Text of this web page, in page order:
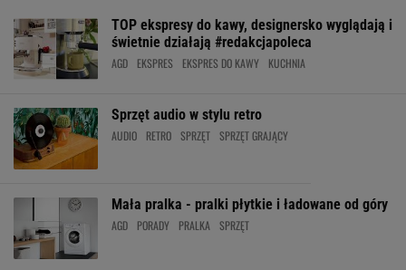
TOP ekspresy do kawy, designersko wyglądają i
świetnie działają #redakcjapoleca
AGD EKSPRES EKSPRES DO KAWY KUCHNIA
Sprzęt audio w stylu retro
AUDIO RETRO SPRZĘT SPRZĘT GRAJĄCY
Mała pralka - pralki płytkie i ładowane od góry
AGD PORADY PRALKA SPRZĘT